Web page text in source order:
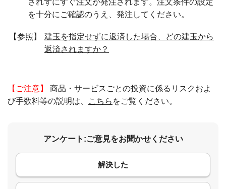
されずにすぐ注文が発注されます。注文条件の設定
を十分にご確認のうえ、発注してください。
【参照】
建玉を指定せずに返済した場合、どの建玉から
返済されますか？
【ご注意】
商品・サービスごとの投資に係るリスクおよ
び手数料等の説明は、
こちら をご覧ください。
アンケート:ご意見をお聞かせください
解決した
コメント